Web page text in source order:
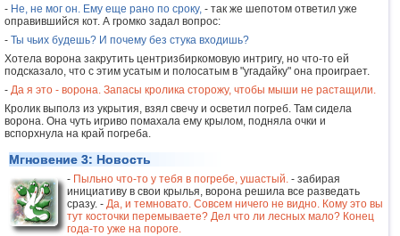
- Не, не мог он. Ему еще рано по сроку, - так же шепотом ответил уже
оправившийся кот. А громко задал вопрос:
- Ты чьих будешь? И почему без стука входишь?
Хотела ворона закрутить центризбиркомовую интригу, но что-то ей
подсказало, что с этим усатым и полосатым в "угадайку" она проиграет.
- Да я это - ворона. Запасы кролика сторожу, чтобы мыши не растащили.
Кролик выполз из укрытия, взял свечу и осветил погреб. Там сидела
ворона. Она чуть игриво помахала ему крылом, подняла очки и
вспорхнула на край погреба.
Мгновение 3: Новость
- Пыльно что-то у тебя в погребе, ушастый. - забирая
инициативу в свои крылья, ворона решила все разведать
сразу. - Да, и темновато. Совсем ничего не видно. Кому это вы
тут косточки перемываете? Дел что ли лесных мало? Конец
года-то уже на пороге.